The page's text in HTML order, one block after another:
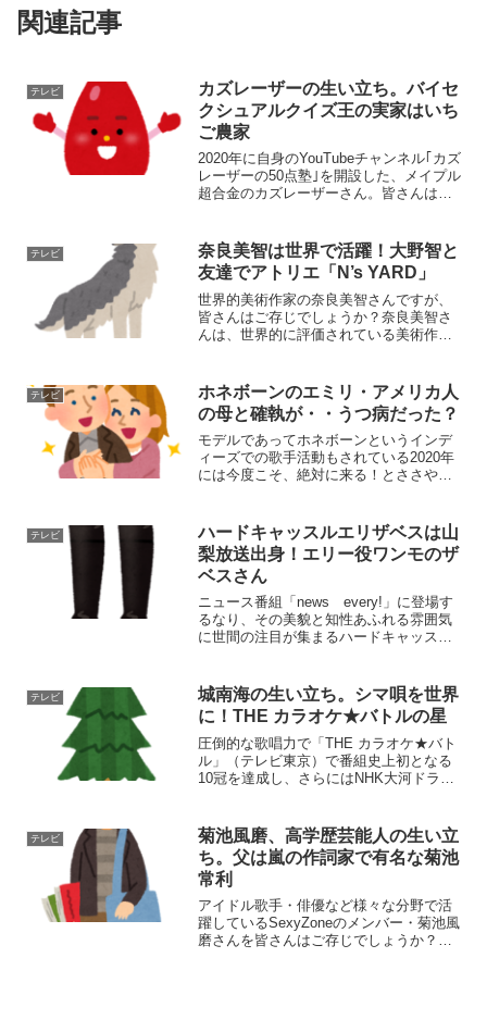
関連記事
テレビ
カズレーザーの生い立ち。バイセ
クシュアルクイズ王の実家はいち
ご農家
2020年に自身のYouTubeチャンネル｢カズ
レーザーの50点塾｣を開設した、メイプル
超合金のカズレーザーさん。皆さんはご
年間総合成績においても017年度・2...
テレビ
奈良美智は世界で活躍！大野智と
友達でアトリエ「N’s YARD」
世界的美術作家の奈良美智さんですが、
皆さんはご存じでしょうか？奈良美智さ
んは、世界的に評価されている美術作家
ど、世界的に高く評価されている日本人
現代アーティストのひとりに...
テレビ
ホネボーンのエミリ・アメリカ人
の母と確執が・・うつ病だった？
モデルであってホネボーンというインデ
ィーズでの歌手活動もされている2020年
には今度こそ、絶対に来る！とささやか
オケバトル」に出演後、その人懐っこい
キャラクターで...
テレビ
ハードキャッスルエリザベスは山
梨放送出身！エリー役ワンモのザ
ベスさん
ニュース番組「news every!」に登場す
るなり、その美貌と知性あふれる雰囲気
に世間の注目が集まるハードキャッスル
されたバラエティー番組『しゃべくり
007』(日...
テレビ
城南海の生い立ち。シマ唄を世界
に！THE カラオケ★バトルの星
圧倒的な歌唱力で「THE カラオケ★バト
ル」（テレビ東京）で番組史上初となる
10冠を達成し、さらにはNHK大河ドラマ
でいる城 南海（きずきみなみ）さんです
が、皆さんはご...
テレビ
菊池風磨、高学歴芸能人の生い立
ち。父は嵐の作詞家で有名な菊池
常利
アイドル歌手・俳優など様々な分野で活
躍しているSexyZoneのメンバー・菊池風
磨さんを皆さんはご存じでしょうか？ま